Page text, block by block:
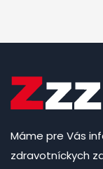
Máme pre Vás
zdravotníckych